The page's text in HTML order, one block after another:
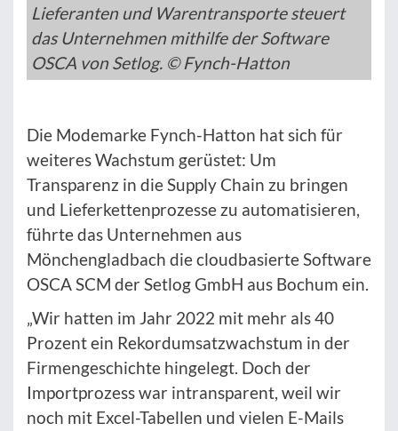
Lieferanten und Warentransporte steuert
das Unternehmen mithilfe der Software
OSCA von Setlog. © Fynch-Hatton
Die Modemarke Fynch-Hatton hat sich für
weiteres Wachstum gerüstet: Um
Transparenz in die Supply Chain zu bringen
und Lieferkettenprozesse zu automatisieren,
führte das Unternehmen aus
Mönchengladbach die cloudbasierte Software
OSCA SCM der Setlog GmbH aus Bochum ein.
„Wir hatten im Jahr 2022 mit mehr als 40
Prozent ein Rekordumsatzwachstum in der
Firmengeschichte hingelegt. Doch der
Importprozess war intransparent, weil wir
noch mit Excel-Tabellen und vielen E-Mails